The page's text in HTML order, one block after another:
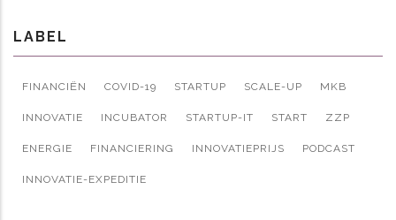
LABEL
FINANCIËN COVID-19 STARTUP SCALE-UP MKB
INNOVATIE INCUBATOR STARTUP-IT START ZZP
ENERGIE FINANCIERING INNOVATIEPRIJS PODCAST
INNOVATIE-EXPEDITIE